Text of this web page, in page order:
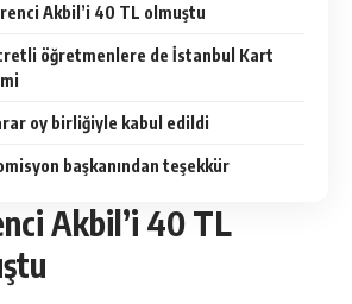
Akbil’i 40 TL olmuştu
öğretmenlere de İstanbul Kart
oy birliğiyle kabul edildi
başkanından teşekkür
Akbil’i 40 TL